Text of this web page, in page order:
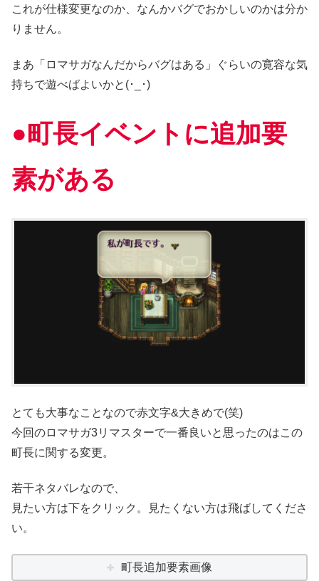
これが仕様変更なのか、なんかバグでおかしいのかは分か
りません。
まあ「ロマサガなんだからバグはある」ぐらいの寛容な気
持ちで遊べばよいかと(･_･)
●町長イベントに追加要
素がある
とても大事なことなので赤文字&大きめで(笑)
今回のロマサガ3リマスターで一番良いと思ったのはこの
町長に関する変更。
若干ネタバレなので、
見たい方は下をクリック。見たくない方は飛ばしてくださ
い。
町長追加要素画像